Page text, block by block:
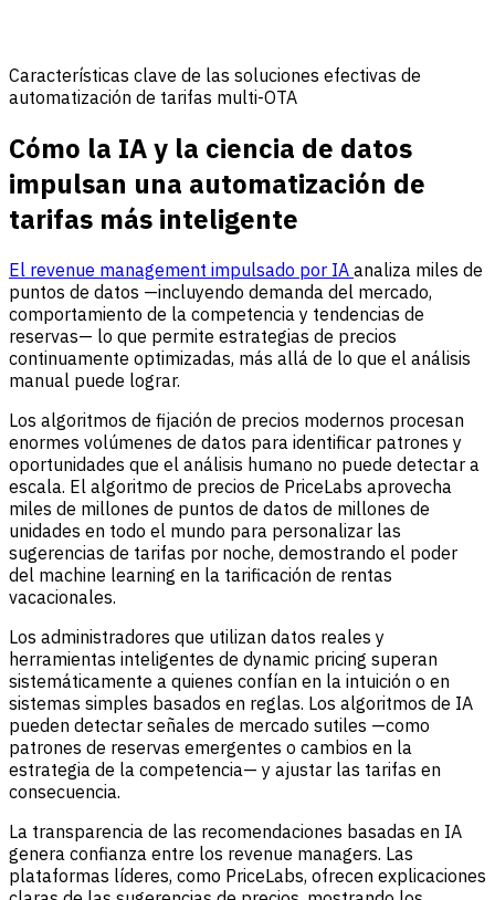
Características clave de las soluciones efectivas de
automatización de tarifas multi-OTA
Cómo la IA y la ciencia de datos
impulsan una automatización de
tarifas más inteligente
El revenue management impulsado por IA analiza miles de
puntos de datos —incluyendo demanda del mercado,
comportamiento de la competencia y tendencias de
reservas— lo que permite estrategias de precios
continuamente optimizadas, más allá de lo que el análisis
manual puede lograr.
Los algoritmos de fijación de precios modernos procesan
enormes volúmenes de datos para identificar patrones y
oportunidades que el análisis humano no puede detectar a
escala. El algoritmo de precios de PriceLabs aprovecha
miles de millones de puntos de datos de millones de
unidades en todo el mundo para personalizar las
sugerencias de tarifas por noche, demostrando el poder
del machine learning en la tarificación de rentas
vacacionales.
Los administradores que utilizan datos reales y
herramientas inteligentes de dynamic pricing superan
sistemáticamente a quienes confían en la intuición o en
sistemas simples basados en reglas. Los algoritmos de IA
pueden detectar señales de mercado sutiles —como
patrones de reservas emergentes o cambios en la
estrategia de la competencia— y ajustar las tarifas en
consecuencia.
La transparencia de las recomendaciones basadas en IA
genera confianza entre los revenue managers. Las
plataformas líderes, como PriceLabs, ofrecen explicaciones